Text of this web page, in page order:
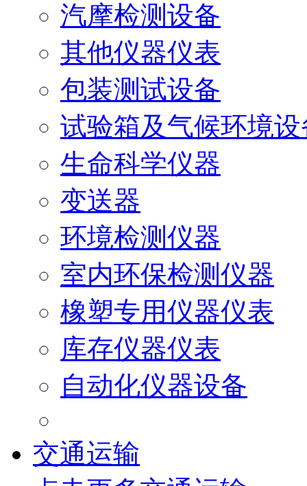
汽摩检测设备
其他仪器仪表
包装测试设备
试验箱及气候环境设
生命科学仪器
变送器
环境检测仪器
室内环保检测仪器
橡塑专用仪器仪表
库存仪器仪表
自动化仪器设备
交通运输